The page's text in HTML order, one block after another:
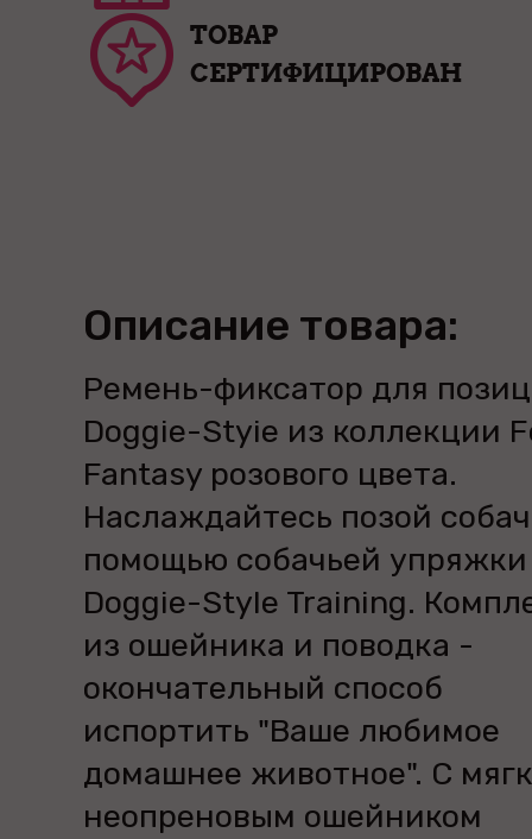
ТОВАР
СЕРТИФИЦИРОВАН
Описание товара:
Ремень-фиксатор для
Doggie-Styie из коллекции
Fantasy розового цвета.
Наслаждайтесь позой
помощью собачьей упряжки
Doggie-Style Training.
из ошейника и поводка -
окончательный способ
испортить "Ваше любимое
домашнее животное". С
неопреновым ошейником